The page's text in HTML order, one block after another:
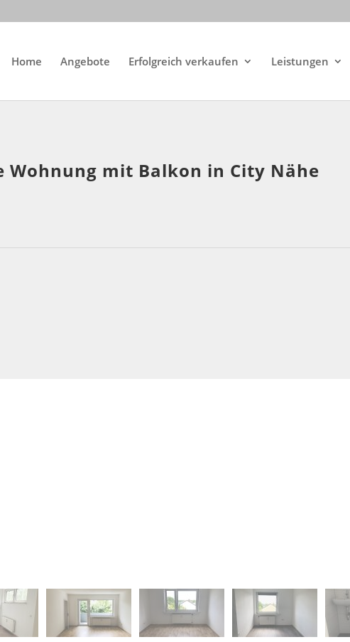
Home Angebote Erfolgreich verkaufen Leistungen
mit Balkon in City Nähe